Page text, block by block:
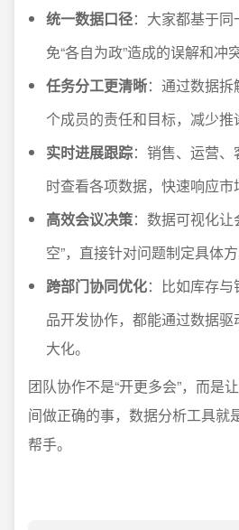
统一数据口径：大家都基于
免“各自为政”造成的误解和冲突
任务分工更清晰：通过数据
个成员的责任和目标，减少推
实时进展跟踪：销售、运营
时查看各项数据，快速响应市
高效会议决策：数据可视化
空”，直接针对问题制定具体方
跨部门协同优化：比如库存
品开发协作，都能通过数据
大化。
团队协作不是“开更多会”，而是
间做正确的事，数据分析工具就
帮手。